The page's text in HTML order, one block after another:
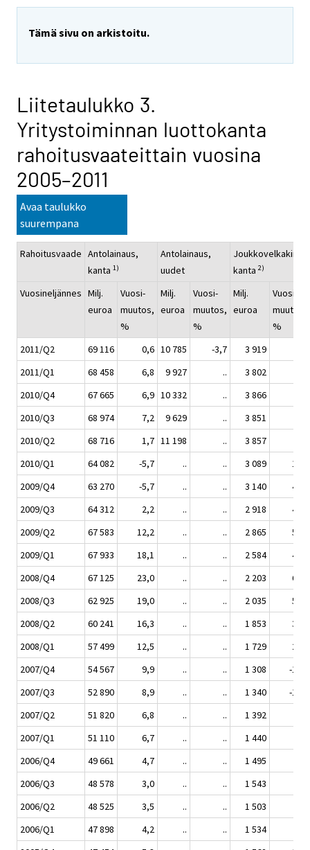
Tämä sivu on arkistoitu.
Liitetaulukko 3.
Yritystoiminnan luottokanta
rahoitusvaateittain vuosina
2005–2011
Avaa taulukko
suurempana
Rahoitusvaade Antolainaus,
kanta 1)
Antolainaus,
uudet
Joukkovelkakirjat,
kanta 2)
Vuosineljännes Milj.
euroa
Vuosi-
muutos,
%
Milj.
euroa
Vuosi-
muutos,
%
Milj.
euroa
Vuosi-
muutos,
%
2011/Q2
69 116 0,6 10 785 -3,7 3 919
2011/Q1
68 458 6,8 9 927 .. 3 802
2010/Q4
67 665 6,9 10 332 .. 3 866
2010/Q3
68 974 7,2 9 629 .. 3 851
2010/Q2
68 716 1,7 11 198 .. 3 857
2010/Q1
64 082 -5,7 .. .. 3 089
19,5
2009/Q4
63 270 -5,7 .. .. 3 140
42,5
2009/Q3
64 312 2,2 .. .. 2 918
43,4
2009/Q2
67 583 12,2 .. .. 2 865
54,7
2009/Q1
67 933 18,1 .. .. 2 584
49,5
2008/Q4
67 125 23,0 .. .. 2 203
68,5
2008/Q3
62 925 19,0 .. .. 2 035
51,9
2008/Q2
60 241 16,3 .. .. 1 853
33,1
2008/Q1
57 499 12,5 .. .. 1 729
20,1
2007/Q4
54 567 9,9 .. .. 1 308
-12,6
2007/Q3
52 890 8,9 .. .. 1 340
-13,2
2007/Q2
51 820 6,8 .. .. 1 392
2007/Q1
51 110 6,7 .. .. 1 440
2006/Q4
49 661 4,7 .. .. 1 495
2006/Q3
48 578 3,0 .. .. 1 543
2006/Q2
48 525 3,5 .. .. 1 503
2006/Q1
47 898 4,2 .. .. 1 534